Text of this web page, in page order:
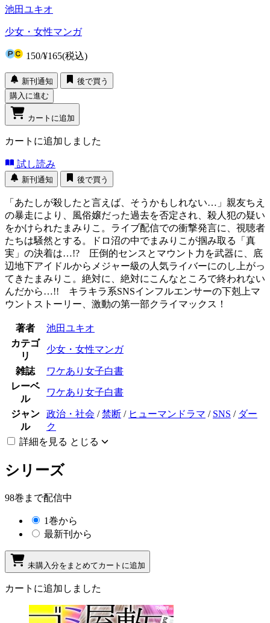
池田ユキオ
少女・女性マンガ
150/¥165(税込)
新刊通知
後で買う
購入に進む
カートに追加
カートに追加しました
試し読み
新刊通知 後で買う
「あたしが殺したと言えば、そうかもしれない…」親友ちえ
の暴走により、風俗嬢だった過去を否定され、殺人犯の疑い
をかけられたまみりこ。ライブ配信での衝撃発言に、視聴者
たちは騒然とする。ドロ沼の中でまみりこが掴み取る「真
実」の決着は…!? 圧倒的センスとマウント力を武器に、底
辺地下アイドルからメジャー級の人気ライバーにのし上がっ
てきたまみりこ。絶対に、絶対にこんなところで終われない
んだから…!! キラキラ系SNSインフルエンサーの下剋上マ
ウントストーリー、激動の第一部クライマックス！
著者
池田ユキオ
カテゴ
リ
少女・女性マンガ
雑誌
ワケあり女子白書
レーベ
ル
ワケあり女子白書
ジャン
ル
政治・社会 /禁断 / ヒューマンドラマ / SNS / ダー
ク
詳細を見る とじる
シリーズ
98巻まで配信中
1巻から
最新刊から
未購入分をまとめてカートに追加
カートに追加しました